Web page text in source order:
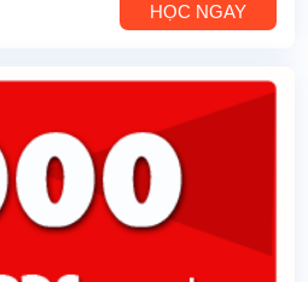
HỌC NGAY